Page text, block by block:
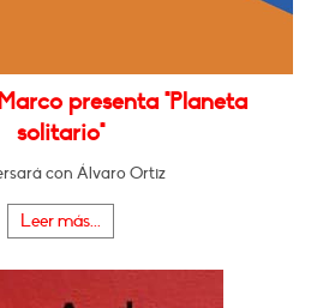
presenta "Planeta
solitario"
con Álvaro Ortiz
Leer más...